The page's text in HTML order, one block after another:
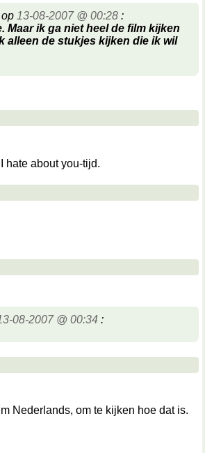
13-08-2007 @ 00:28 :
Maar ik ga niet heel de film kijken
alleen de stukjes kijken die ik wil
hate about you-tijd.
08-2007 @ 00:34 :
Nederlands, om te kijken hoe dat is.